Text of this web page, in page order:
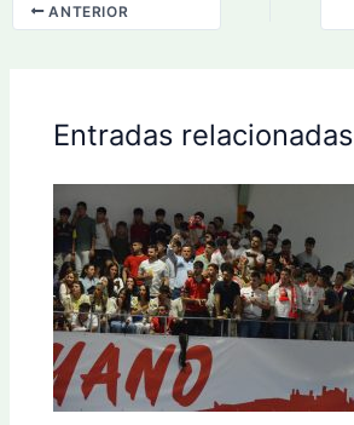
ANTERIOR
Entradas relacionadas